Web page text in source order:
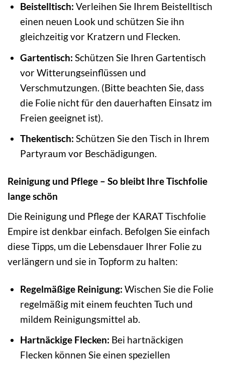
Beistelltisch: Verleihen Sie Ihrem Beistelltisch
einen neuen Look und schützen Sie ihn
gleichzeitig vor Kratzern und Flecken.
Gartentisch: Schützen Sie Ihren Gartentisch
vor Witterungseinflüssen und
Verschmutzungen. (Bitte beachten Sie, dass
die Folie nicht für den dauerhaften Einsatz im
Freien geeignet ist).
Thekentisch: Schützen Sie den Tisch in Ihrem
Partyraum vor Beschädigungen.
Reinigung und Pflege – So bleibt Ihre Tischfolie
lange schön
Die Reinigung und Pflege der KARAT Tischfolie
Empire ist denkbar einfach. Befolgen Sie einfach
diese Tipps, um die Lebensdauer Ihrer Folie zu
verlängern und sie in Topform zu halten:
Regelmäßige Reinigung: Wischen Sie die Folie
regelmäßig mit einem feuchten Tuch und
mildem Reinigungsmittel ab.
Hartnäckige Flecken: Bei hartnäckigen
Flecken können Sie einen speziellen